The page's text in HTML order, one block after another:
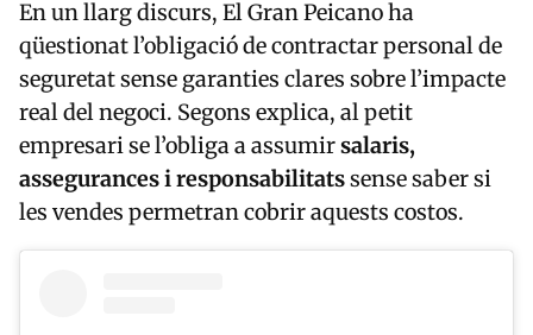
En un llarg discurs, El Gran Peicano ha
qüestionat l’obligació de contractar personal de
seguretat sense garanties clares sobre l’impacte
real del negoci. Segons explica, al petit
empresari se l’obliga a assumirsalaris,
assegurances i responsabilitatssense saber si
les vendes permetran cobrir aquests costos.